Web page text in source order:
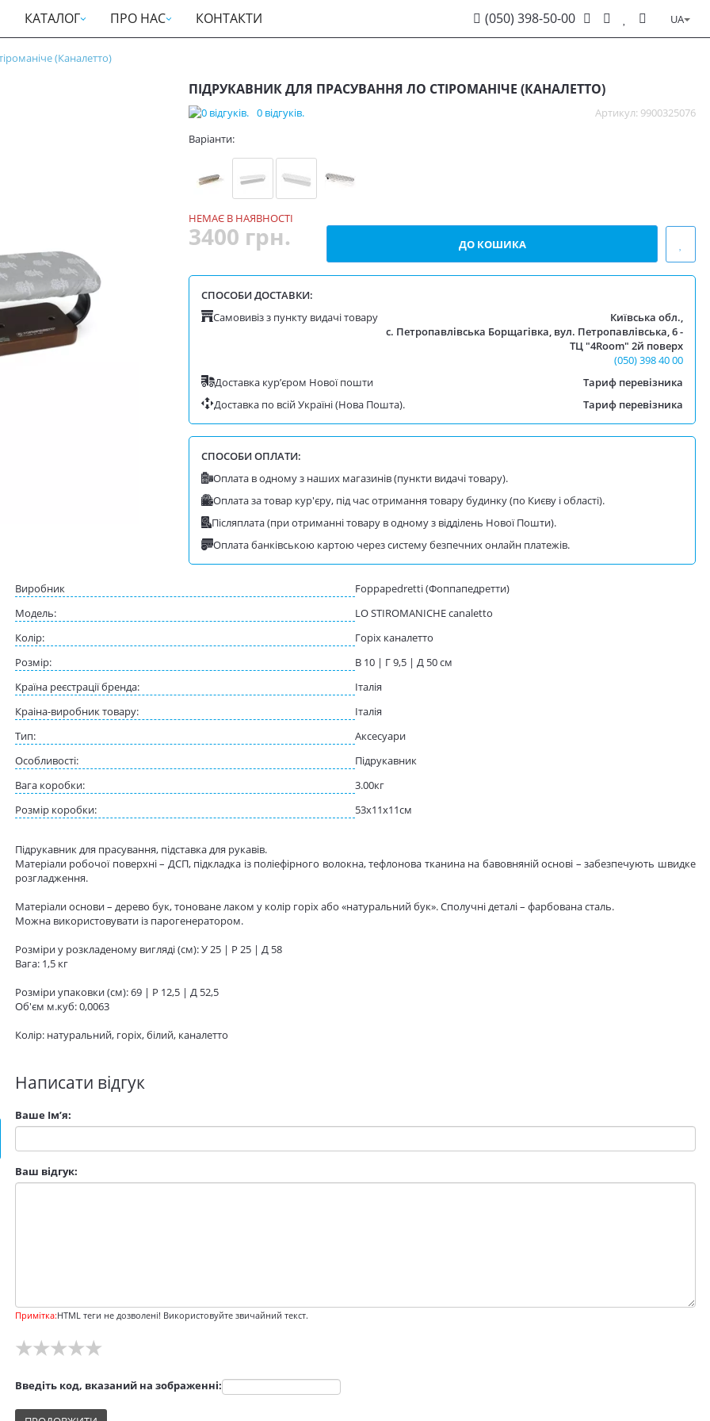
КАТАЛОГ ПРО НАС КОНТАКТИ (050) 398-50-00 UA
(Каналетто)
ПІДРУКАВНИК ДЛЯ ПРАСУВАННЯ ЛО СТІРОМАНІЧЕ (КАНАЛЕТТО)
0 відгуків.
Артикул: 9900325076
Варіанти:
НЕМАЄ В НАЯВНОСТІ
3400 грн.
СПОСОБИ ДОСТАВКИ:
Самовивіз з пункту видачі товару
Київська обл.,
с. Петропавлівська Борщагівка, вул. Петропавлівська, 6 -
ТЦ "4Room" 2й поверх
(050) 398 40 00
Доставка курʼєром Нової пошти
Тариф перевізника
Доставка по всій Україні (Нова Пошта).
Тариф перевізника
СПОСОБИ ОПЛАТИ:
Оплата в одному з наших магазинів (пункти видачі товару).
Оплата за товар кур'єру, під час отримання товару будинку (по Києву і області).
Післяплата (при отриманні товару в одному з відділень Нової Пошти).
Оплата банківською картою через систему безпечних онлайн платежів.
Виробник
Foppapedretti (Фоппапедретти)
Модель:
LO STIROMANICHE canaletto
Колір:
Горіх каналетто
Розмір:
В 10 | Г 9,5 | Д 50 см
Країна реєстрації бренда:
Італія
Краіна-виробник товару:
Італія
Тип:
Аксесуари
Особливості:
Підрукавник
Вага коробки:
3.00кг
Розмір коробки:
53x11x11см
Підрукавник для прасування, підставка для рукавів.
Матеріали робочої поверхні – ДСП, підкладка із поліефірного волокна, тефлонова тканина на бавовняній основі – забезпечують швидке
розгладження.
Матеріали основи – дерево бук, тоноване лаком у колір горіх або «натуральний бук». Сполучні деталі – фарбована сталь.
Можна використовувати із парогенератором.
Розміри у розкладеному вигляді (см): У 25 | Р 25 | Д 58
Вага: 1,5 кг
Розміри упаковки (см): 69 | Р 12,5 | Д 52,5
Об'єм м.куб: 0,0063
Колір: натуральний, горіх, білий, каналетто
Написати відгук
Ваше Ім’я:
Ваш відгук:
Примітка:HTML теги не дозволені! Використовуйте звичайний текст.
★
★
★
★
★
Введіть код, вказаний на зображенні: